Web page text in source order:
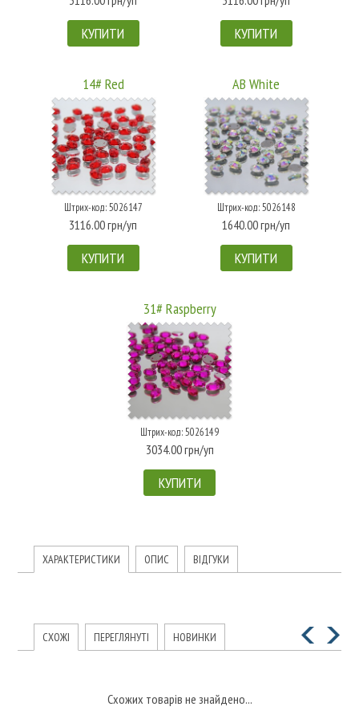
КУПИТИ КУПИТИ
14# Red
Штрих-код: 5026147
3116.00 грн/уп
КУПИТИ
AB White
Штрих-код: 5026148
1640.00 грн/уп
КУПИТИ
31# Raspberry
Штрих-код: 5026149
3034.00 грн/уп
КУПИТИ
ХАРАКТЕРИСТИКИ ОПИС ВІДГУКИ
СХОЖІ ПЕРЕГЛЯНУТІ НОВИНКИ
Схожих товарів не знайдено...